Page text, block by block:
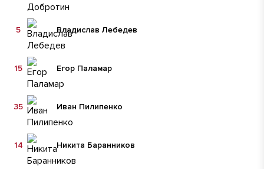
Владислав Лебедев
5
Егор Паламар
15
Иван Пилипенко
35
Никита Баранников
14